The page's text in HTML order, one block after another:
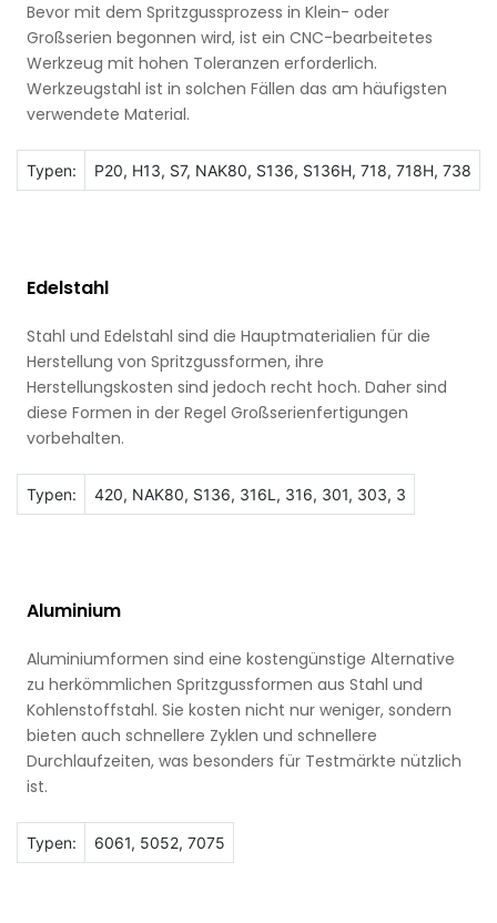
Bevor mit dem Spritzgussprozess in Klein- oder
Großserien begonnen wird, ist ein CNC-bearbeitetes
Werkzeug mit hohen Toleranzen erforderlich.
Werkzeugstahl ist in solchen Fällen das am häufigsten
verwendete Material.
Typen: P20, H13, S7, NAK80, S136, S136H, 718, 718H, 738
Edelstahl
Stahl und Edelstahl sind die Hauptmaterialien für die
Herstellung von Spritzgussformen, ihre
Herstellungskosten sind jedoch recht hoch. Daher sind
diese Formen in der Regel Großserienfertigungen
vorbehalten.
Typen: 420, NAK80, S136, 316L, 316, 301, 303, 3
Aluminium
Aluminiumformen sind eine kostengünstige Alternative
zu herkömmlichen Spritzgussformen aus Stahl und
Kohlenstoffstahl. Sie kosten nicht nur weniger, sondern
bieten auch schnellere Zyklen und schnellere
Durchlaufzeiten, was besonders für Testmärkte nützlich
ist.
Typen: 6061, 5052, 7075